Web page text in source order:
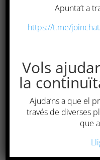
desfase màxim de dos
Apunta’t a
https://t.me/
Vols
la
Ajuda’ns a que el
través de diverses
que